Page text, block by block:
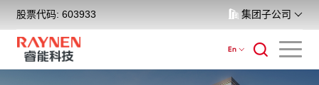
股票代码: 603933 集团子公司
En